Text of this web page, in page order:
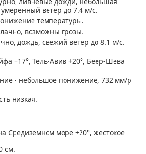
умеренный ветер до 7.4 м/с.
температуры.
возможны грозы.
дождь, свежий ветер до 8.1 м/с.
+17°, Тель-Авив +20°, Беер-Шева
- небольшое понижение, 732 мм/р
низкая.
Средиземном море +20°, жестокое
см.